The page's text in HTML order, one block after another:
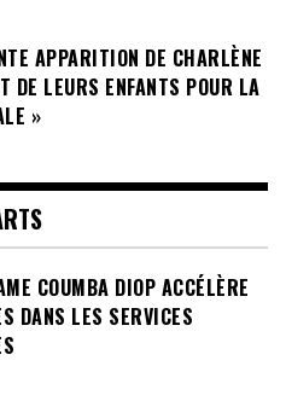
APPARITION DE CHARLÈNE
DE LEURS ENFANTS POUR LA
»
COUMBA DIOP ACCÉLÈRE
DANS LES SERVICES